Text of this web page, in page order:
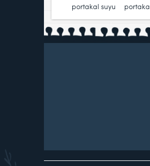
portakal suyu